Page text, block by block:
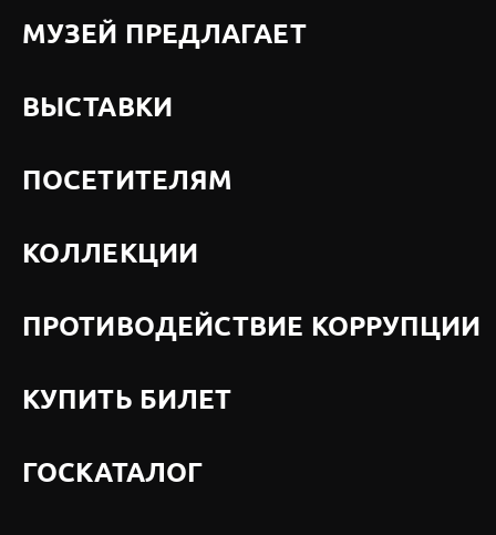
МУЗЕЙ ПРЕДЛАГАЕТ
ВЫСТАВКИ
ПОСЕТИТЕЛЯМ
КОЛЛЕКЦИИ
ПРОТИВОДЕЙСТВИЕ КОРРУПЦИИ
КУПИТЬ БИЛЕТ
ГОСКАТАЛОГ